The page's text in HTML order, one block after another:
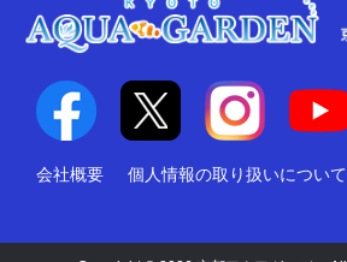
会社概要 個人情報の取り扱いについて